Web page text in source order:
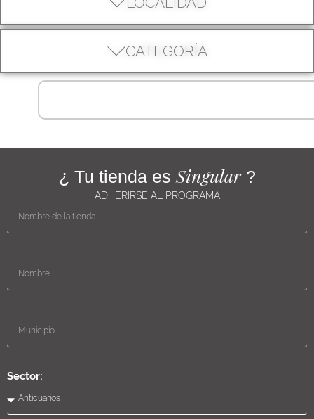
CATEGORÍA
¿ Tu tienda es Singular?
ADHERIRSE AL PROGRAMA
Sector: